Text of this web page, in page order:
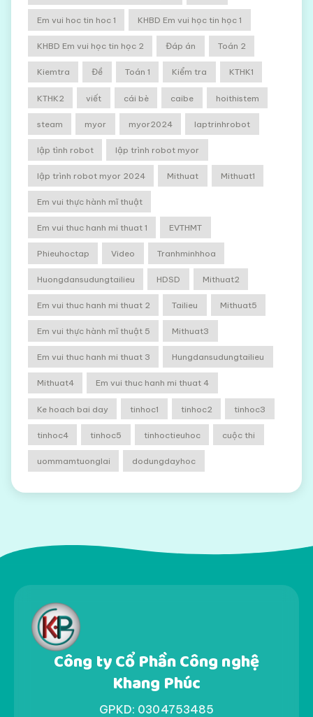
Em vui hoc tin hoc 1 KHBD Em vui học tin học 1
KHBD Em vui học tin học 2 Đáp án Toán 2
Kiemtra Đề Toán 1 Kiểm tra KTHK1
KTHK2 viết cái bè caibe hoithistem
steam myor myor2024 laptrinhrobot
lập tình robot lập trình robot myor
lập trình robot myor 2024 Mithuat Mithuat1
Em vui thực hành mĩ thuật
Em vui thuc hanh mi thuat 1 EVTHMT
Phieuhoctap Video Tranhminhhoa
Huongdansudungtailieu HDSD Mithuat2
Em vui thuc hanh mi thuat 2 Tailieu Mithuat5
Em vui thực hành mĩ thuật 5 Mithuat3
Em vui thuc hanh mi thuat 3 Hungdansudungtailieu
Mithuat4 Em vui thuc hanh mi thuat 4
Ke hoach bai day tinhoc1 tinhoc2 tinhoc3
tinhoc4 tinhoc5 tinhoctieuhoc cuộc thi
uommamtuonglai dodungdayhoc
Công ty Cổ Phần Công nghệ
Khang Phúc
GPKD: 0304753485